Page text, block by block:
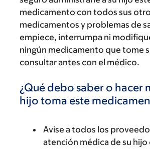
medicamento con todos sus
medicamentos y problemas de
empiece, interrumpa ni
ningún medicamento que tome
consultar antes con el médico.
¿Qué debo saber o hacer
hijo toma este
Avise a todos los
atención médica de su hijo